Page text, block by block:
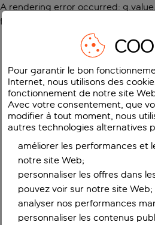
A rendering error occurred:
function
Pour garantir le bon
Internet, nous utilisons des
fonctionnement de notre site
Avec votre consentement, que
modifier à tout moment, nous
autres technologies alternatives
améliorer les performances et
notre site Web;
personnaliser les offres dans
pouvez voir sur notre site Web;
analyser nos performances
personnaliser les contenus